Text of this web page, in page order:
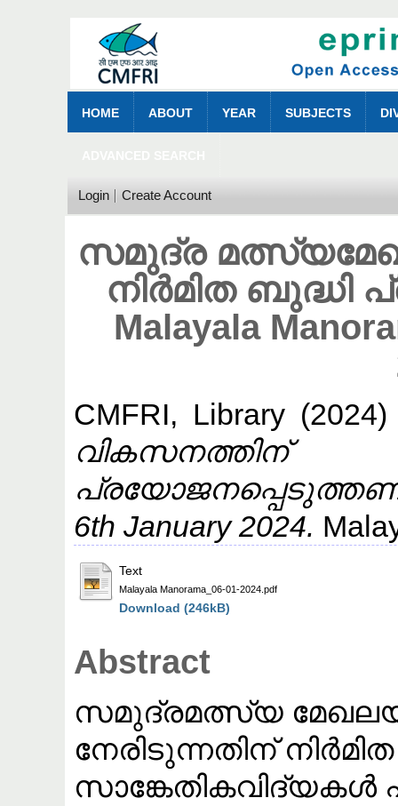
HOME ABOUT YEAR SUBJECTS
Login Create Account
സമുദ്ര
നിർമിത ബുദ്ധി
Malayala
CMFRI, Library
പ്രയോജനപ്പെടുത്തണം
6th January 2024.
Text
Malayala Manorama_06-01-2024.pdf
Download (246kB)
Abstract
സമുദ്രമത്സ്യ
നേരിടുന്നതിന്